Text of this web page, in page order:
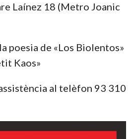
Laínez 18 (Metro Joanic
poesia de «Los Biolentos»
Kaos»
al telèfon 93 310